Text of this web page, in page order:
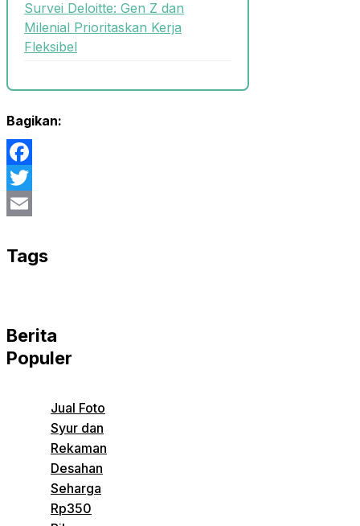
Survei Deloitte: Gen Z dan
Milenial Prioritaskan Kerja
Fleksibel
Bagikan:
Facebook
Twitter
Tags
Berita
Populer
Jual Foto
Syur dan
Rekaman
Desahan
Seharga
Rp350